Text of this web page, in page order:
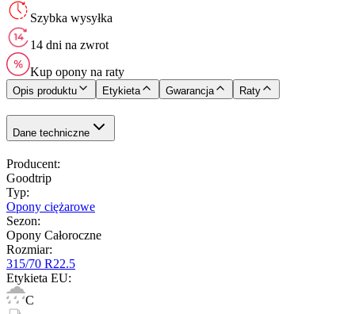
Szybka wysyłka
14 dni na zwrot
Kup opony na raty
Opis produktu Etykieta Gwarancja Raty
Dane techniczne
Producent:
Goodtrip
Typ:
Opony ciężarowe
Sezon:
Opony Całoroczne
Rozmiar:
315/70 R22.5
Etykieta EU:
C